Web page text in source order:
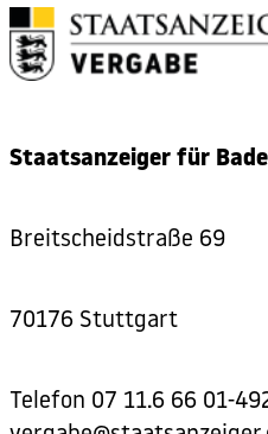
Staatsanzeiger für
Breitscheidstraße 69
70176 Stuttgart
Telefon 07 11.6 66 01-